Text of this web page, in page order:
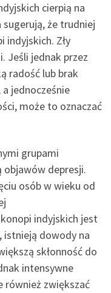
cierpią na
że trudniej
indyjskich. Zły
Jeśli jednak przez
radość lub brak
jednocześnie
może to oznaczać
grupami
depresji.
osób w wieku od
indyjskich jest
istnieją dowody na
skłonność do
intensywne
również zwiększać